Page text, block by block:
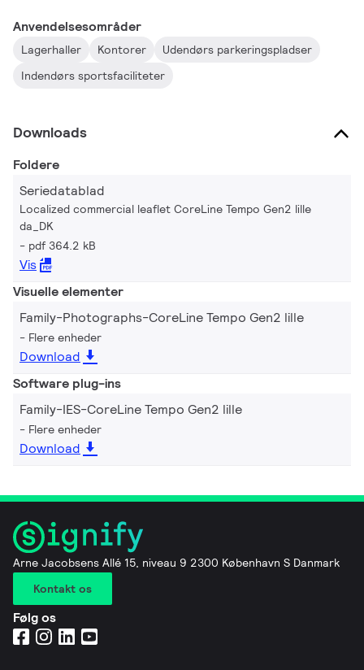
Anvendelsesområder
Lagerhaller Kontorer
Udendørs parkeringspladser
Indendørs sportsfaciliteter
Downloads
Foldere
Seriedatablad
Localized commercial leaflet CoreLine Tempo Gen2 lille
da_DK
pdf 364.2 kB
Vis
Visuelle elementer
Family-Photographs-CoreLine Tempo Gen2 lille
Flere enheder
Download
Software plug-ins
Family-IES-CoreLine Tempo Gen2 lille
Flere enheder
Download
Arne Jacobsens Allé 15, niveau 9 2300 København S Danmark
Kontakt os
Følg os